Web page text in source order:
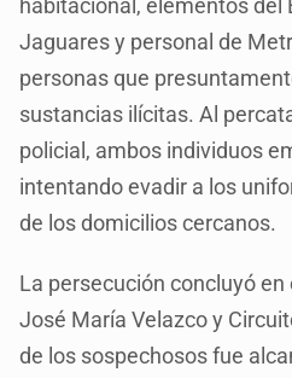
habitacional, elementos
Jaguares y personal de
personas que
sustancias ilícitas. Al
policial, ambos individuos
intentando evadir a los
de los domicilios cercanos.
La persecución concluyó
José María Velazco y
de los sospechosos fue